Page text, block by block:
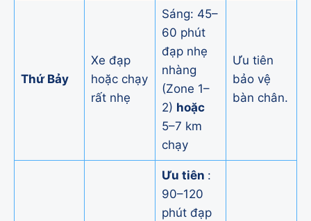
Thứ Bảy
Xe đạp
hoặc chạy
rất nhẹ
Sáng: 45–
60 phút
đạp nhẹ
nhàng
(Zone 1–
2) hoặc
5–7 km
chạy
Ưu tiên
bảo vệ
bàn chân.
Ưu tiên :
90–120
phút đạp